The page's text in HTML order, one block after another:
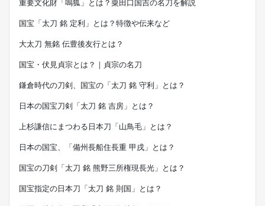
国宝「太刀 銘 定利」とは？特徴や伝来など
大太刀 無銘 伝豊後友行とは？
国宝・伏見貞宗とは？｜貞宗の名刀
鎌倉時代の刀剣、国宝の「太刀 銘 守利」とは？
日本の国宝刀剣「太刀 銘 吉房」とは？
上杉謙信にまつわる日本刀「山鳥毛」とは？
日本の国宝、「備州長船住長重 甲戌」とは？
国宝の刀剣「太刀 銘 熊野三所権現長光」とは？
国宝指定の日本刀「太刀 銘 則国」とは？